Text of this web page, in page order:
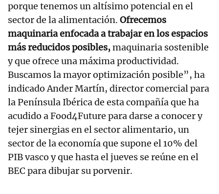
porque tenemos un altísimo potencial en el
sector de la alimentación. Ofrecemos
maquinaria enfocada a trabajar en los espacios
más reducidos posibles,maquinaria sostenible
y que ofrece una máxima productividad.
Buscamos la mayor optimización posible”, ha
indicado Ander Martín, director comercial para
la Península Ibérica de esta compañía que ha
acudido a Food4Future para darse a conocer y
tejer sinergias en el sector alimentario, un
sector de la economía que supone el 10% del
PIB vasco y que hasta el jueves se reúne en el
BEC para dibujar su porvenir.